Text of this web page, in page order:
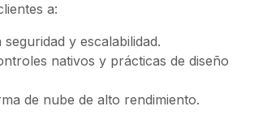
a:
y escalabilidad.
nativos y prácticas de diseño
de nube de alto rendimiento.